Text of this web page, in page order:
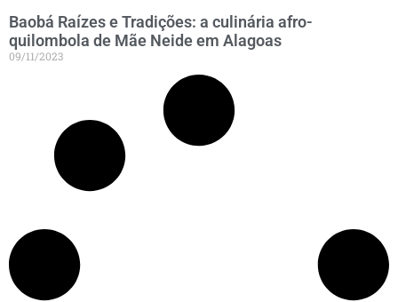
Baobá Raízes e Tradições: a culinária afro-
quilombola de Mãe Neide em Alagoas
09/11/2023